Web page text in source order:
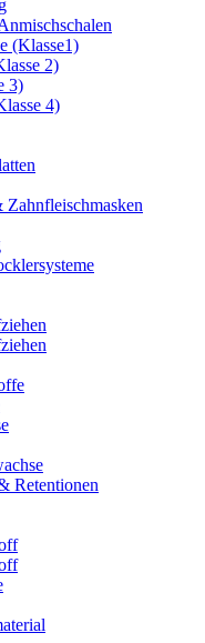
(Klasse1)
2)
3)
4)
Retentionen